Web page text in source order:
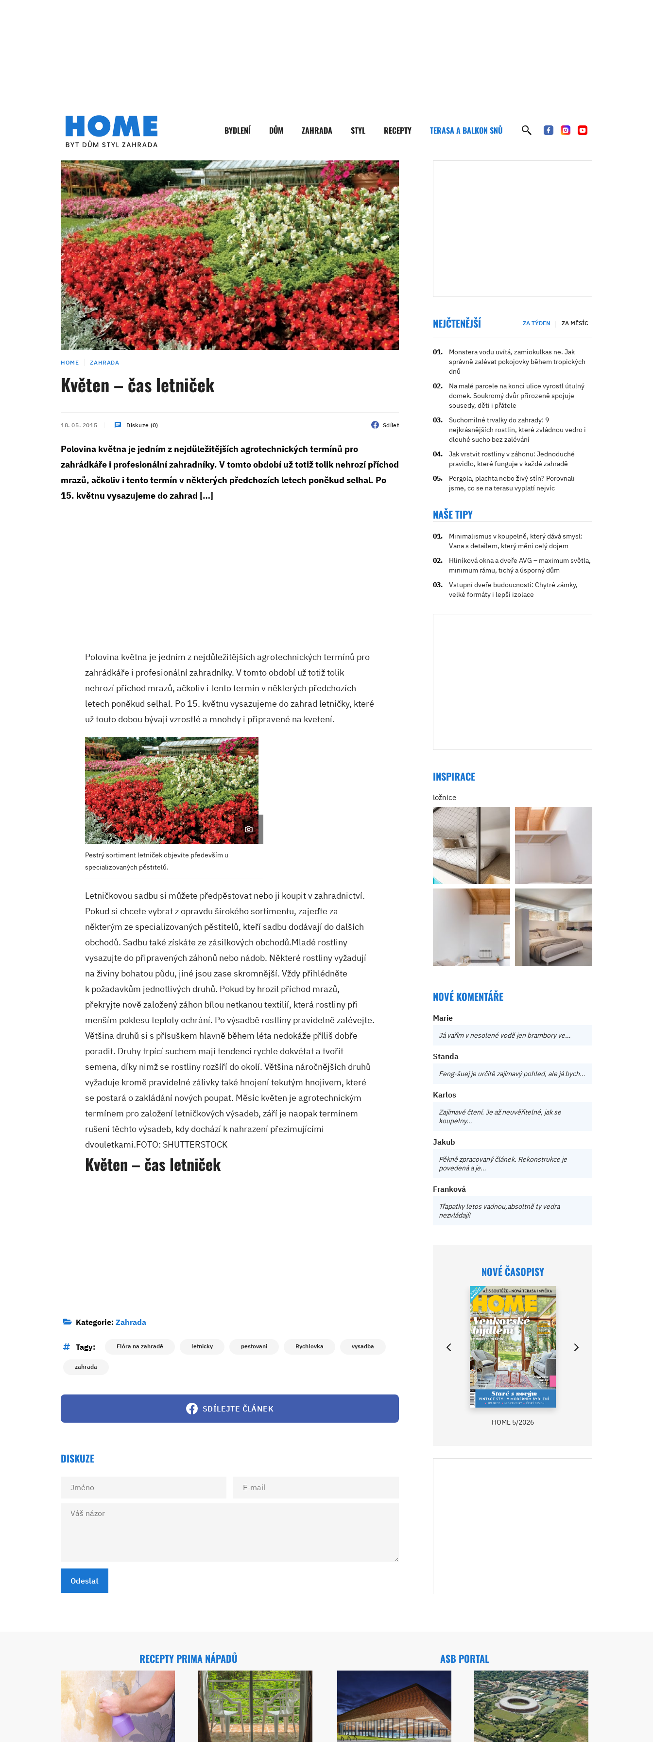
BYDLENÍ DŮM ZAHRADA STYL RECEPTY TERASA A BALKON SNŮ
HOME ZAHRADA
Květen – čas letniček
18. 05. 2015 Diskuze (0) Sdílet
Polovina května je jedním z nejdůležitějších agrotechnických termínů pro
zahrádkáře i profesionální zahradníky. V tomto období už totiž tolik nehrozí příchod
mrazů, ačkoliv i tento termín v některých předchozích letech poněkud selhal. Po
15. květnu vysazujeme do zahrad […]
Polovina května je jedním z nejdůležitějších agrotechnických termínů pro
zahrádkáře i profesionální zahradníky. V tomto období už totiž tolik
nehrozí příchod mrazů, ačkoliv i tento termín v některých předchozích
letech poněkud selhal. Po 15. květnu vysazujeme do zahrad letničky, které
už touto dobou bývají vzrostlé a mnohdy i připravené na kvetení.
Pestrý sortiment letniček objevíte především u
specializovaných pěstitelů.
Letničkovou sadbu si můžete předpěstovat nebo ji koupit v zahradnictví.
Pokud si chcete vybrat z opravdu širokého sortimentu, zajeďte za
některým ze specializovaných pěstitelů, kteří sadbu dodávají do dalších
obchodů. Sadbu také získáte ze zásilkových obchodů.Mladé rostliny
vysazujte do připravených záhonů nebo nádob. Některé rostliny vyžadují
na živiny bohatou půdu, jiné jsou zase skromnější. Vždy přihlédněte
k požadavkům jednotlivých druhů. Pokud by hrozil příchod mrazů,
překryjte nově založený záhon bílou netkanou textilií, která rostliny při
menším poklesu teploty ochrání. Po výsadbě rostliny pravidelně zalévejte.
Většina druhů si s přísuškem hlavně během léta nedokáže příliš dobře
poradit. Druhy trpící suchem mají tendenci rychle dokvétat a tvořit
semena, díky nimž se rostliny rozšíří do okolí. Většina náročnějších druhů
vyžaduje kromě pravidelné zálivky také hnojení tekutým hnojivem, které
se postará o zakládání nových poupat. Měsíc květen je agrotechnickým
termínem pro založení letničkových výsadeb, září je naopak termínem
rušení těchto výsadeb, kdy dochází k nahrazení přezimujícími
dvouletkami.FOTO: SHUTTERSTOCK
Květen – čas letniček
Kategorie: Zahrada
Tagy: Flóra na zahradě letnicky pestovani Rychlovka vysadba
zahrada
SDÍLEJTE ČLÁNEK
DISKUZE
Odeslat
NEJČTENĚJŠÍ ZA TÝDEN ZA MĚSÍC
Monstera vodu uvítá, zamiokulkas ne. Jak
správně zalévat pokojovky během tropických
dnů
Na malé parcele na konci ulice vyrostl útulný
domek. Soukromý dvůr přirozeně spojuje
sousedy, děti i přátele
Suchomilné trvalky do zahrady: 9
nejkrásnějších rostlin, které zvládnou vedro i
dlouhé sucho bez zalévání
Jak vrstvit rostliny v záhonu: Jednoduché
pravidlo, které funguje v každé zahradě
Pergola, plachta nebo živý stín? Porovnali
jsme, co se na terasu vyplatí nejvíc
NAŠE TIPY
Minimalismus v koupelně, který dává smysl:
Vana s detailem, který mění celý dojem
Hliníková okna a dveře AVG – maximum světla,
minimum rámu, tichý a úsporný dům
Vstupní dveře budoucnosti: Chytré zámky,
velké formáty i lepší izolace
INSPIRACE
ložnice
NOVÉ KOMENTÁŘE
Marie
Já vařím v nesolené vodě jen brambory ve…
Standa
Feng-šuej je určitě zajímavý pohled, ale já bych…
Karlos
Zajímavé čtení. Je až neuvěřitelné, jak se
koupelny…
Jakub
Pěkně zpracovaný článek. Rekonstrukce je
povedená a je…
Franková
Třapatky letos vadnou,absoltně ty vedra
nezvládají!
NOVÉ ČASOPISY
HOME 5/2026
V ZAHRADĚ 2/2026
RECEPTY PRIMA NÁPADŮ ASB PORTAL